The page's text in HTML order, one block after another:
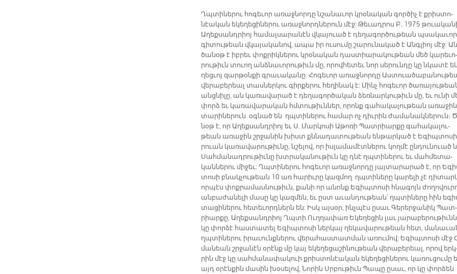
Ղպտի­նե­րու հո­գե­ւոր ա­ռաջ­նոր­դը նշա­նա­ւոր կրօ­նա­կան գոր­ծիչ է քրիս­տո­
նէա­կան ե­կե­ղե­ցի­նե­րու ա­ռաջ­նորդ­նե­րուն մէջ: Թե­ւադ­րոս Բ. 1975
Ա­ղեք­սանդ­րիոյ հա­մալ­սա­րա­նէն վկա­յուած է դե­ղա­գոր­ծու­թեան պսա­կա­ւոր
գի­տու­թեան վկա­յա­կա­նով, ա­պա իր ու­սու­մը շա­րու­նա­կած է Անգ­լիոյ մէջ: Ան
ծա­նօթ է իբ­րեւ փոք­րիկ­նե­րու կրօ­նա­կան դաս­տիա­րա­կու­թեան մեծ կա­րե­ւո­
րու­թիւն տուող անձ­նա­ւո­րու­թիւն մը, ո­րով­հե­տեւ նոր սե­րուն­դը կը նկա­տէ
ղեց­ւոյ զար­թօն­քի գրա­ւա­կա­նը: Հո­գե­ւոր ա­ռաջ­նոր­դը
վե­րա­բե­րեալ տաս­ներ­կու գիր­քե­րու հե­ղի­նակ է: Մինչ հո­գե­ւոր
անց­նի­լը, ան կա­ռա­վա­րած է դե­ղա­գոր­ծա­կան ձեռ­նար­կու­թիւն մը, եւ ու­նի
փորձ եւ կա­ռա­վա­րա­կան հմտու­թիւն­ներ, ո­րոնք գա­հա­կա­լու­թեան ա­ռա­ջին
տա­րի­նե­րուն օգ­նած են ղպտի­նե­րու հա­մար ոչ դիւ­րին ժա­մա­նակ­նե­րուն։
նօթ է, որ Ա­ղեք­սանդ­րիոյ եւ Ս. Մար­կո­սի Ա­թո­ռի Պատ­րիար­քը գա­հա­կա­լու­
թեան ա­ռա­ջին շրջա­նին խիստ քննա­դա­տու­թեան են­թար­կած է
րուան կա­ռա­վա­րու­թիւ­նը, նշե­լով, որ իս­լա­մա­մէտ­նե­րու կող­մէ ըն­դու­նուած
Սահ­մա­նադ­րու­թիւ­նը խտրա­կա­նու­թիւն կը դնէ ղպտի­նե­րու եւ մահ­մե­տա­
կան­նե­րու մի­ջեւ: Ղպտի­նե­րու հո­գե­ւոր ա­ռաջ­նոր­դը յայ­տա­րա­րած է, որ
տո­սի բնակ­չու­թեան 10 առ հա­րիւ­րը կազ­մող ղպտի­նե­րը կա­րե­լի չէ
որ­պէս փոք­րա­մաս­նու­թիւն, քա­նի որ ա­նոնք Ե­գիպ­տո­սի հնա­գոյն
ան­բա­ժա­նե­լի մա­սը կը կազ­մեն, եւ ըստ ա­ւան­դու­թեան՝ ղպտի­նե­րը հին
տա­ցի­նե­րու հե­տե­ւորդ­ներն են: Իսկ այ­սօր, ինչ­պէս ը­սաւ Գե­րեր­ջա­նիկ Պատ­
րիար­քը, Ա­ղեք­սանդ­րիոյ Ղպտի Ուղ­ղա­փառ Ե­կե­ղե­ցին լաւ
կը փոր­ձէ հաս­տա­տել Ե­գիպ­տո­սի ներ­կայ ղե­կա­վա­րու­թեան հետ,
ղպտի­նե­րու ի­րա­ւունք­նե­րու վե­րա­հաս­տատ­ման ա­ռու­մով: Ե­գիպ­տո­սի մէջ
մա­նեան շրջա­նէն օ­րէնք մը կայ ե­կե­ղե­ցա­շի­նու­թեան վե­րա­բե­րեալ, ո­րով
րին մէջ կը սահ­մա­նա­փա­կուի քրիս­տո­նէա­կան ե­կե­ղե­ցի­նե­րու կա­ռու­ցու­մը
այդ օ­րէն­քին մա­սին խօ­սե­լով, Նո­րին Սրբու­թիւն Պա­պը ը­սաւ, որ կը փոր­ձեն